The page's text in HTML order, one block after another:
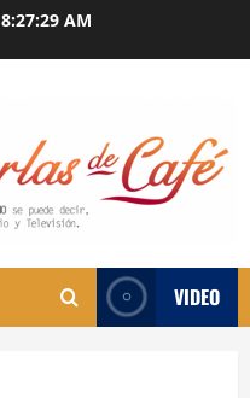
8:27:30 AM
VIDEO